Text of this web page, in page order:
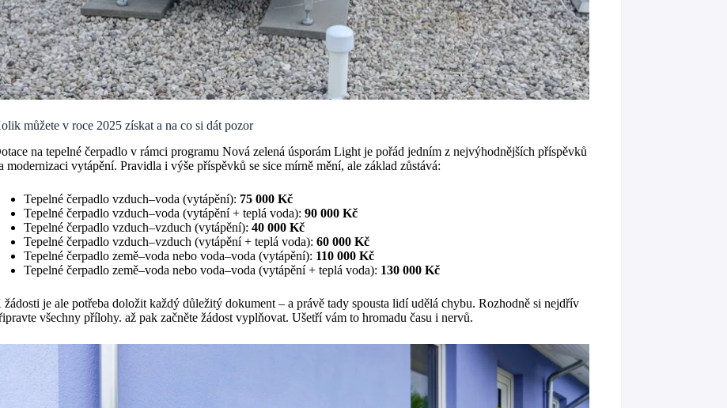
můžete v roce 2025 získat a na co si dát pozor
na tepelné čerpadlo v rámci programu Nová zelená úsporám Light je pořád jedním z nejvýhodnějších příspěvků
modernizaci vytápění. Pravidla i výše příspěvků se sice mírně mění, ale základ zůstává:
Tepelné čerpadlo vzduch–voda (vytápění): 75 000 Kč
Tepelné čerpadlo vzduch–voda (vytápění + teplá voda): 90 000 Kč
Tepelné čerpadlo vzduch–vzduch (vytápění): 40 000 Kč
Tepelné čerpadlo vzduch–vzduch (vytápění + teplá voda): 60 000 Kč
Tepelné čerpadlo země–voda nebo voda–voda (vytápění): 110 000 Kč
Tepelné čerpadlo země–voda nebo voda–voda (vytápění + teplá voda): 130 000 Kč
žádosti je ale potřeba doložit každý důležitý dokument – a právě tady spousta lidí udělá chybu. Rozhodně si nejdřív
všechny přílohy. až pak začněte žádost vyplňovat. Ušetří vám to hromadu času i nervů.